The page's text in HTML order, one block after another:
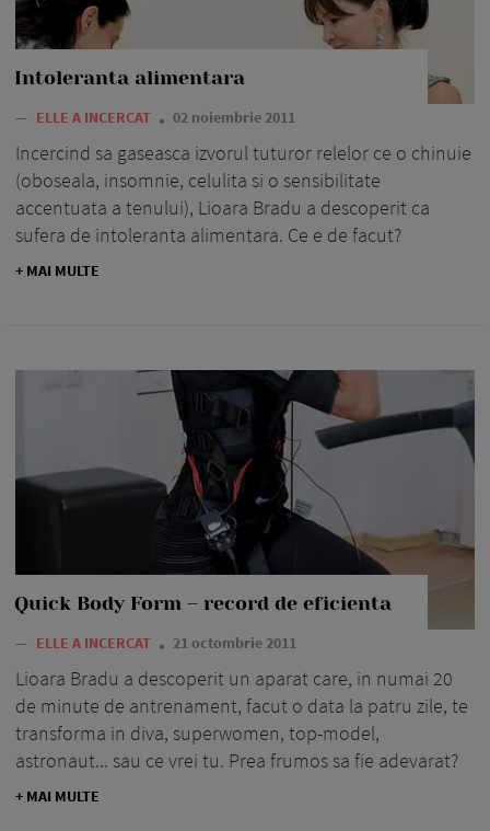
Intoleranta alimentara
— ELLE A INCERCAT 02 noiembrie 2011
Incercind sa gaseasca izvorul tuturor relelor ce o chinuie
(oboseala, insomnie, celulita si o sensibilitate
accentuata a tenului), Lioara Bradu a descoperit ca
sufera de intoleranta alimentara. Ce e de facut?
+ MAI MULTE
Quick Body Form – record de eficienta
— ELLE A INCERCAT 21 octombrie 2011
Lioara Bradu a descoperit un aparat care, in numai 20
de minute de antrenament, facut o data la patru zile, te
transforma in diva, superwomen, top-model,
astronaut... sau ce vrei tu. Prea frumos sa fie adevarat?
+ MAI MULTE